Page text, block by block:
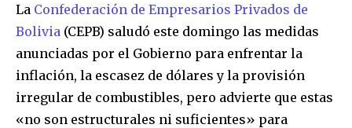
La Confederación de Empresarios Privados de
Bolivia (CEPB) saludó este domingo las medidas
anunciadas por el Gobierno para enfrentar la
inflación, la escasez de dólares y la provisión
irregular de combustibles, pero advierte que estas
«no son estructurales ni suficientes» para